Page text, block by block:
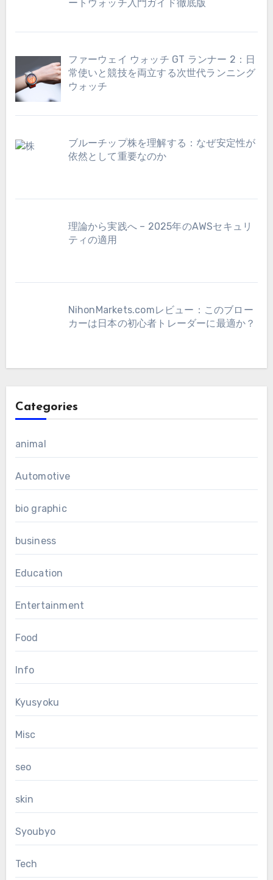
ートウォッチ入門ガイド徹底版
ファーウェイ ウォッチ GT ランナー 2：日
常使いと競技を両立する次世代ランニング
ウォッチ
ブルーチップ株を理解する：なぜ安定性が
依然として重要なのか
理論から実践へ – 2025年のAWSセキュリ
ティの適用
NihonMarkets.comレビュー：このブロー
カーは日本の初心者トレーダーに最適か？
Categories
animal
Automotive
bio graphic
business
Education
Entertainment
Food
Info
Kyusyoku
Misc
seo
skin
Syoubyo
Tech